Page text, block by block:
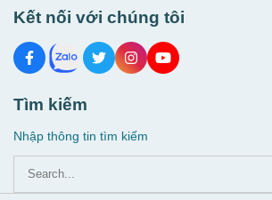
Kết nối với chúng tôi
Tìm kiếm
Nhập thông tin tìm kiếm